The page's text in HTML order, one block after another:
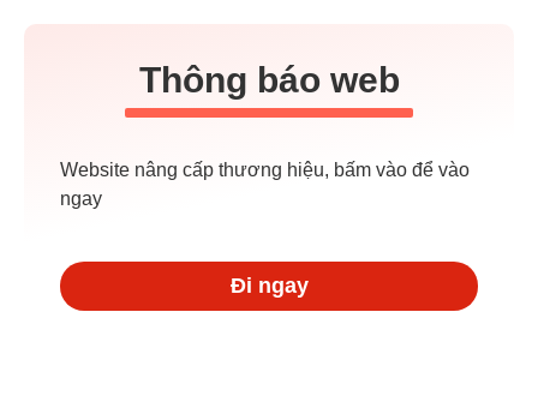
Thông báo web
Website nâng cấp thương hiệu, bấm vào để vào
ngay
Đi ngay